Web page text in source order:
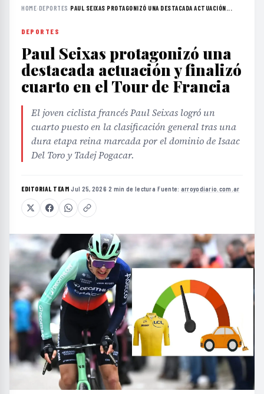
HOME›DEPORTES ›PAUL SEIXAS PROTAGONIZÓ UNA DESTACADA ACTUACIÓN...
DEPORTES
Paul Seixas protagonizó una
destacada actuación y finalizó
cuarto en el Tour de Francia
El joven ciclista francés Paul Seixas logró un
cuarto puesto en la clasificación general tras una
dura etapa reina marcada por el dominio de Isaac
Del Toro y Tadej Pogacar.
EDITORIAL TEAM·Jul 25, 2026·2 min de lectura·Fuente: arroyodiario.com.ar